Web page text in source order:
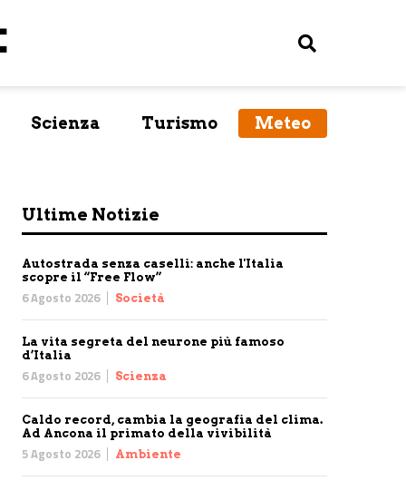
Scienza Turismo Meteo
Ultime Notizie
Autostrada senza caselli: anche l'Italia
scopre il “Free Flow”
6 Agosto 2026 Società
La vita segreta del neurone più famoso
d’Italia
6 Agosto 2026 Scienza
Caldo record, cambia la geografia del clima.
Ad Ancona il primato della vivibilità
5 Agosto 2026 Ambiente